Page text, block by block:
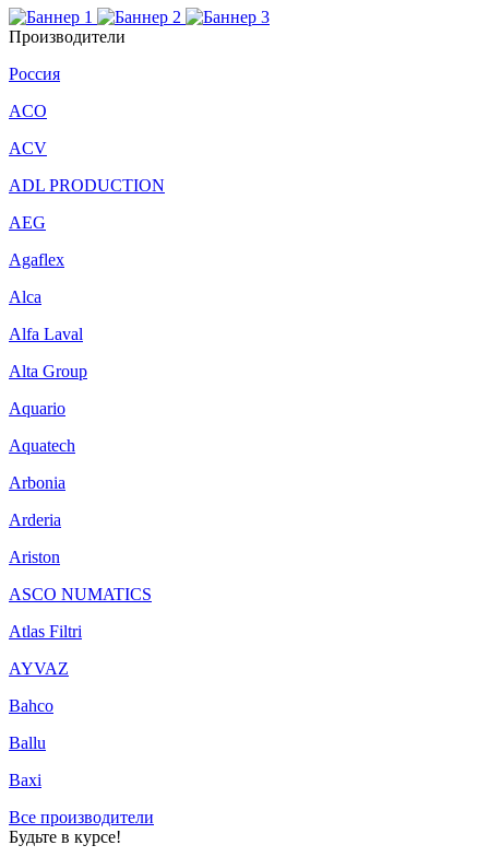
Производители
Россия
ACO
ACV
ADL PRODUCTION
AEG
Agaflex
Alca
Alfa Laval
Alta Group
Aquario
Aquatech
Arbonia
Arderia
Ariston
ASCO NUMATICS
Atlas Filtri
AYVAZ
Bahco
Ballu
Baxi
Все производители
Будьте в курсе!